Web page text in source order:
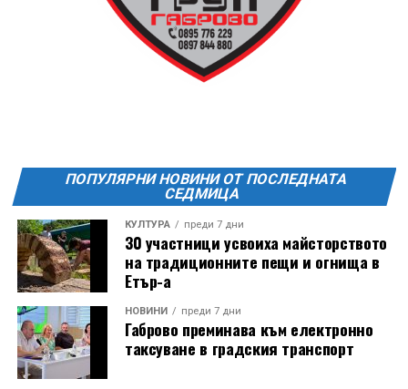
20:00ч. Куиз вечер за обща култура
21:30ч. Прожекция на филма “Брънч за начинаещи”
Ще бъде хубаво – не някога и някъде, а тук и сега!
ПОПУЛЯРНИ НОВИНИ ОТ ПОСЛЕДНАТА
СЕДМИЦА
КУЛТУРА преди 7 дни
30 участници усвоиха майсторството
на традиционните пещи и огнища в
Етър-а
НОВИНИ преди 7 дни
Габрово преминава към електронно
таксуване в градския транспорт